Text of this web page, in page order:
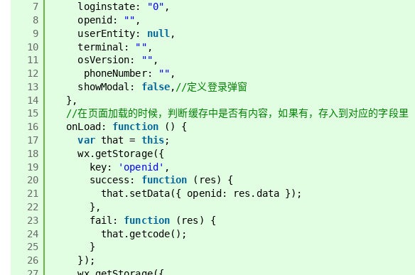
7
8
9
10
11
12
13
14
15
16
17
18
19
20
21
22
23
24
25
26
loginstate:
"0" ,
openid:
"" ,
userEntity: null ,
terminal: "" ,
osVersion:
"" ,
phoneNumber:
"" ,
showModal: false, //定义登录弹窗
},
//在页面加载的时候，判断缓存中是否有内容，如果有，存入到对应的字段里
onLoad: function
() {
var that = this;
wx.getStorage({
key:
'openid' ,
success: function
(res) {
that.setData({ openid: res.data });
},
fail: function
(res) {
that.getcode();
}
});